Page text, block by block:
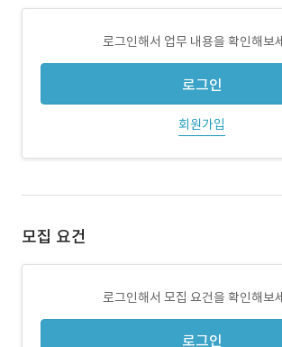
로그인해서 업무 내용을 확인해보
로그인
회원가입
모집 요건
로그인해서 모집 요건을 확인해보
로그인